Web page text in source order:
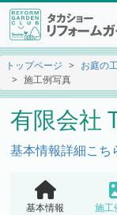
トップページ お庭の
施工例写真
有限会社
基本情報詳細こち
基本情報 施工